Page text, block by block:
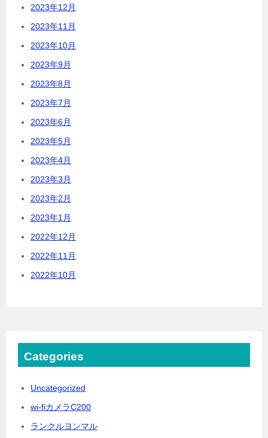
2023年12月
2023年11月
2023年10月
2023年9月
2023年8月
2023年7月
2023年6月
2023年5月
2023年4月
2023年3月
2023年2月
2023年1月
2022年12月
2022年11月
2022年10月
Categories
Uncategorized
wi-fiカメラC200
ランクルヨンマル